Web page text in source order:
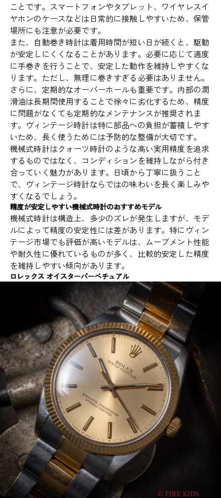
ことです。スマートフォンやタブレット、ワイヤレスイ
ヤホンのケースなどは日常的に接触しやすいため、保管
場所にも注意が必要です。
また、自動巻き時計は着用時間が短い日が続くと、駆動
が安定しにくくなることがあります。必要に応じて適度
に手巻きを行うことで、安定した動作を維持しやすくな
ります。ただし、無理に巻きすぎる必要はありません。
さらに、定期的なオーバーホールも重要です。内部の潤
滑油は長期間使用することで徐々に劣化するため、精度
に問題がなくても定期的なメンテナンスが推奨されま
す。ヴィンテージ時計は特に部品への負担が蓄積しやす
いため、長く使うためには予防的な整備が大切です。
機械式時計はクォーツ時計のような高い実用精度を追求
するものではなく、コンディションを維持しながら付き
合っていく魅力があります。日頃から丁寧に扱うこと
で、ヴィンテージ時計ならではの味わいを長く楽しみや
すくなるでしょう。
精度が安定しやすい機械式時計のおすすめモデル
機械式時計は構造上、多少のズレが発生しますが、モデ
ルによって精度の安定性には差があります。特にヴィン
テージ市場でも評価が高いモデルは、ムーブメント性能
や耐久性に優れているものが多く、比較的安定した精度
を維持しやすい傾向があります。
ロレックス オイスターパーペチュアル